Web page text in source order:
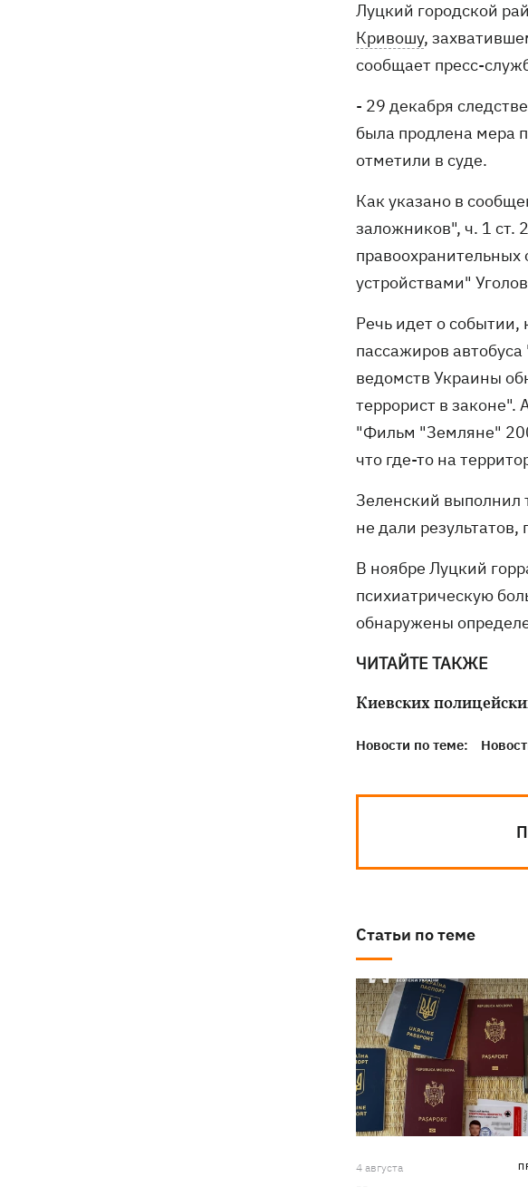
Луцкий городской
Кривошу,
сообщает пресс-
- 29 декабря
была продлена мера
отметили в суде.
Как указано в
заложников", ч. 1 ст.
устройствами"
Речь идет о
пассажиров
ведомств Украины
террорист в законе".
"Фильм "Земляне"
что где-то на
Зеленский выполнил
не дали
В ноябре Луцкий
психиатрическую
обнаружены
ЧИТАЙТЕ ТАКЖЕ
Киевских
Новости по теме:
Статьи по теме
4 августа